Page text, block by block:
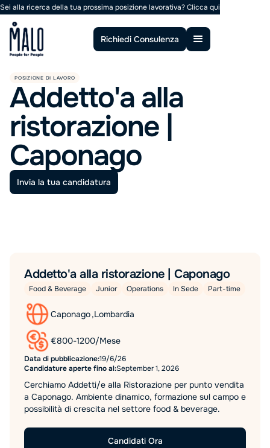
Sei alla ricerca della tua prossima posizione lavorativa?Clicca qui
Richiedi Consulenza
POSIZIONE DI LAVORO
Addetto'a alla
ristorazione |
Caponago
Invia la tua candidatura
Addetto'a alla ristorazione | Caponago
Food & Beverage Junior Operations In Sede Part-time
Caponago,Lombardia
€800-1200/Mese
Data di pubblicazione:19/6/26
Candidature aperte fino al:September 1, 2026
Cerchiamo Addetti/e alla Ristorazione per punto vendita
a Caponago. Ambiente dinamico, formazione sul campo e
possibilità di crescita nel settore food & beverage.
Candidati Ora